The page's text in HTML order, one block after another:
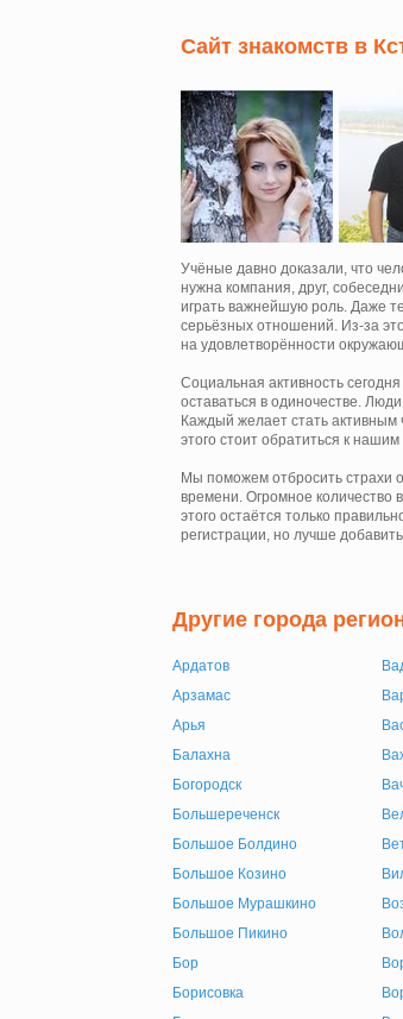
Сайт знакомств в
Учёные давно доказали, что
нужна компания, друг,
играть важнейшую роль. Даже
серьёзных отношений. Из-за
на удовлетворённости
Социальная активность
оставаться в одиночестве.
Каждый желает стать активным
этого стоит обратиться к
Мы поможем отбросить страхи
времени. Огромное количество
этого остаётся только
регистрации, но лучше
Другие города
Ардатов
Арзамас
Арья
Балахна
Богородск
Большереченск
Большое Болдино
Большое Козино
Большое Мурашкино
Большое Пикино
Бор
Борисовка